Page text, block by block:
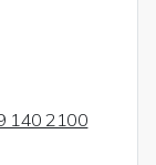
140 2100